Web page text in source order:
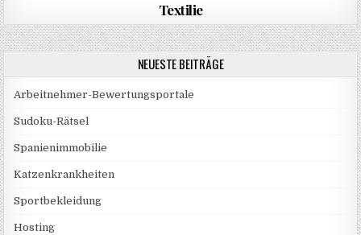
Textilie
NEUESTE BEITRÄGE
Arbeitnehmer-Bewertungsportale
Sudoku-Rätsel
Spanienimmobilie
Katzenkrankheiten
Sportbekleidung
Hosting